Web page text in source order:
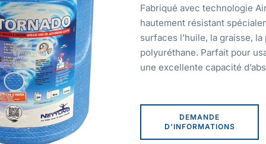
Fabriqué avec technologie
hautement résistant
surfaces l’huile, la graisse,
polyuréthane. Parfait pour
une excellente capacité
DEMANDE
D'INFORMATIONS